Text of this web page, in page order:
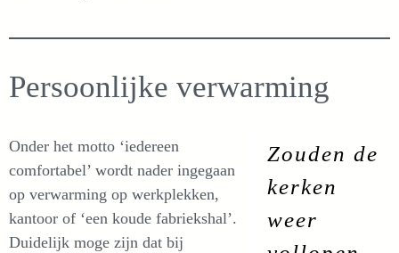
Persoonlijke verwarming
Zouden de
kerken
weer
Onder het motto ‘iedereen
comfortabel’ wordt nader ingegaan
op verwarming op werkplekken,
kantoor of ‘een koude fabriekshal’.
Duidelijk moge zijn dat bij